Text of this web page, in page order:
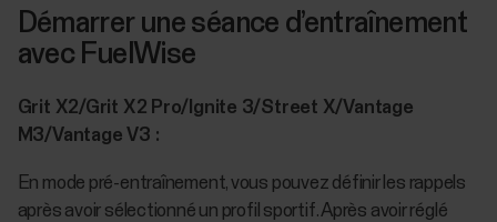
Démarrer une séance d’entraînement
avec FuelWise
Grit X2/Grit X2 Pro/Ignite 3/Street X/Vantage
M3/Vantage V3 :
En mode pré-entraînement, vous pouvez définir les rappels
après avoir sélectionné un profil sportif. Après avoir réglé